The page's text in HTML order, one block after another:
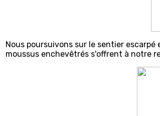
Nous poursuivons sur le sentier
moussus enchevêtrés s'offrent à notre